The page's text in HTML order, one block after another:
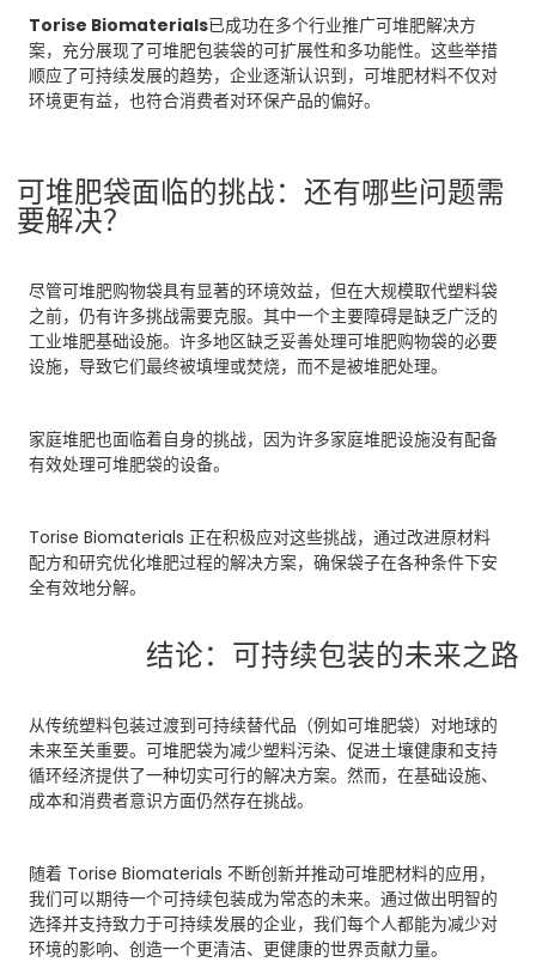
Torise Biomaterials已成功在多个行业推广可堆肥解决方
案，充分展现了可堆肥包装袋的可扩展性和多功能性。这些举措
顺应了可持续发展的趋势，企业逐渐认识到，可堆肥材料不仅对
环境更有益，也符合消费者对环保产品的偏好。
可堆肥袋面临的挑战：还有哪些问题需
要解决？
尽管可堆肥购物袋具有显著的环境效益，但在大规模取代塑料袋
之前，仍有许多挑战需要克服。其中一个主要障碍是缺乏广泛的
工业堆肥基础设施。许多地区缺乏妥善处理可堆肥购物袋的必要
设施，导致它们最终被填埋或焚烧，而不是被堆肥处理。
家庭堆肥也面临着自身的挑战，因为许多家庭堆肥设施没有配备
有效处理可堆肥袋的设备。
Torise Biomaterials 正在积极应对这些挑战，通过改进原材料
配方和研究优化堆肥过程的解决方案，确保袋子在各种条件下安
全有效地分解。
结论：可持续包装的未来之路
从传统塑料包装过渡到可持续替代品（例如可堆肥袋）对地球的
未来至关重要。可堆肥袋为减少塑料污染、促进土壤健康和支持
循环经济提供了一种切实可行的解决方案。然而，在基础设施、
成本和消费者意识方面仍然存在挑战。
随着 Torise Biomaterials 不断创新并推动可堆肥材料的应用，
我们可以期待一个可持续包装成为常态的未来。通过做出明智的
选择并支持致力于可持续发展的企业，我们每个人都能为减少对
环境的影响、创造一个更清洁、更健康的世界贡献力量。